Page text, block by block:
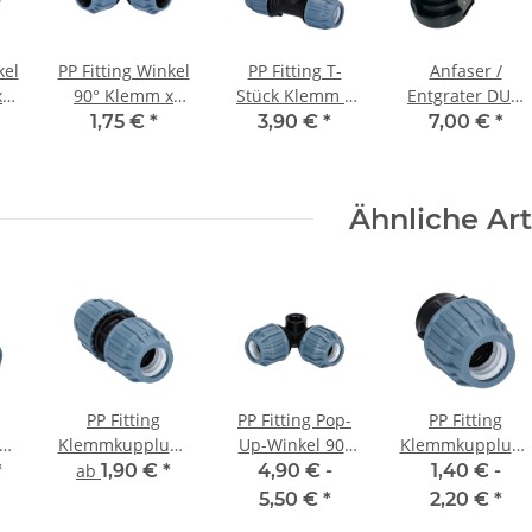
PP Fitting Winkel
90° Klemm x
Klemm 32 x 32
1,75 € *
PP Fitting T-
Stück Klemm x
Klemm x Klemm
3,90 € *
Anfaser /
Entgrater DUO
für PE Rohr 20-
7,00 € *
Ähnliche
PP Fitting
Klemmkupplung
Klemm x Klemm
ab 1,90 € *
PP Fitting Pop-
Up-Winkel 90°
Klemm x
Innengewinde
4,90 € -
5,50 € *
PP Fitting
Klemmkupplung
Klemm x
Innengewinde
1,40 € -
2,20 € *